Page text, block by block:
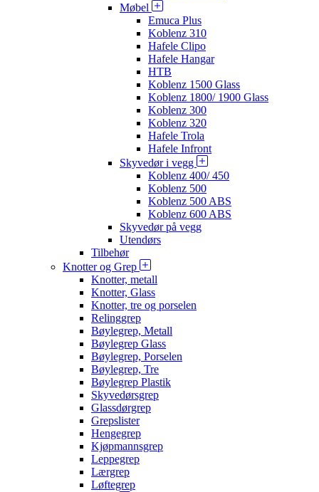
Møbel
Emuca Plus
Koblenz 310
Hafele Clipo
Hafele Hangar
HTB
Koblenz 1500 Glass
Koblenz 1800/ 1900 Glass
Koblenz 300
Koblenz 320
Hafele Trola
Hafele Infront
Skyvedør i vegg
Koblenz 400/ 450
Koblenz 500
Koblenz 500 ABS
Koblenz 600 ABS
Skyvedør på vegg
Utendørs
Tilbehør
Knotter og Grep
Knotter, metall
Knotter, Glass
Knotter, tre og porselen
Relinggrep
Bøylegrep, Metall
Bøylegrep Glass
Bøylegrep, Porselen
Bøylegrep, Tre
Bøylegrep Plastik
Skyvedørsgrep
Glassdørgrep
Grepslister
Hengegrep
Kjøpmannsgrep
Leppegrep
Lærgrep
Løftegrep